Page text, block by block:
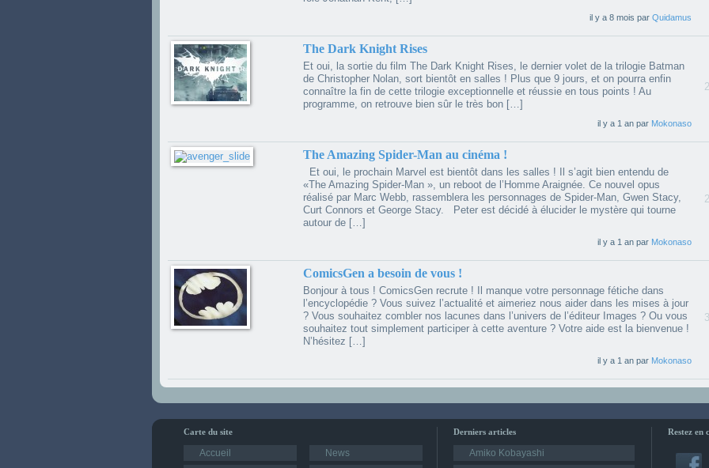
il y a 8 mois par Quidamus
The Dark Knight Rises
Et oui, la sortie du film The Dark Knight Rises, le dernier volet de la trilogie Batman
de Christopher Nolan, sort bientôt en salles ! Plus que 9 jours, et on pourra enfin
connaître la fin de cette trilogie exceptionnelle et réussie en tous points ! Au
programme, on retrouve bien sûr le très bon […]
il y a 1 an par Mokonaso
The Amazing Spider-Man au cinéma !
Et oui, le prochain Marvel est bientôt dans les salles ! Il s’agit bien entendu de
«The Amazing Spider-Man », un reboot de l’Homme Araignée. Ce nouvel opus
réalisé par Marc Webb, rassemblera les personnages de Spider-Man, Gwen Stacy,
Curt Connors et George Stacy. Peter est décidé à élucider le mystère qui tourne
autour de […]
il y a 1 an par Mokonaso
ComicsGen a besoin de vous !
Bonjour à tous ! ComicsGen recrute ! Il manque votre personnage fétiche dans
l’encyclopédie ? Vous suivez l’actualité et aimeriez nous aider dans les mises à jour
? Vous souhaitez combler nos lacunes dans l’univers de l’éditeur Images ? Ou vous
souhaitez tout simplement participer à cette aventure ? Votre aide est la bienvenue !
N’hésitez […]
il y a 1 an par Mokonaso
Carte du site
Accueil
News
Derniers articles
Amiko Kobayashi
Restez en